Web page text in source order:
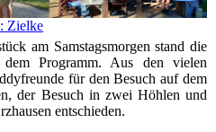
Zielke
am Samstagsmorgen stand die
Programm. Aus den vielen
für den Besuch auf dem
der Besuch in zwei Höhlen und
entschieden.